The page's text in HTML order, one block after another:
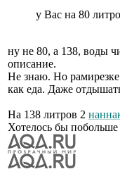
у Вас на 80
ну не 80, а 138, воды
описание.
Не знаю. Но
как еда. Даже
На 138 литров 2
Хотелось бы